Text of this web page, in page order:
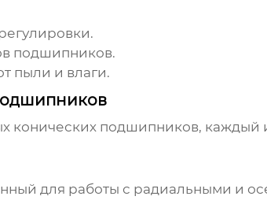
подшипников.
пыли и влаги.
конических подшипников, каждый
для работы с радиальными и